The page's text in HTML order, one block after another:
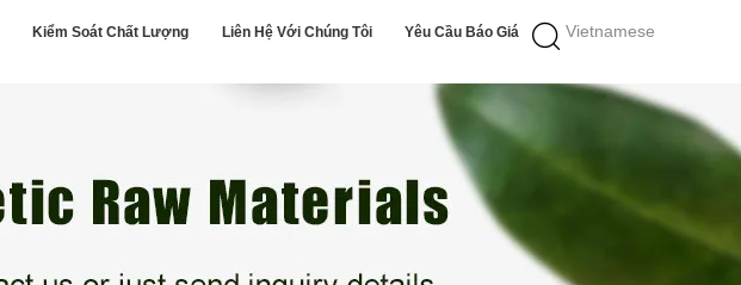
Vietnamese
Kiểm Soát Chất Lượng Liên Hệ Với Chúng Tôi Yêu Cầu Báo Giá